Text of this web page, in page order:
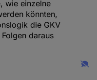
wie einzelne
könnten,
die GKV
daraus